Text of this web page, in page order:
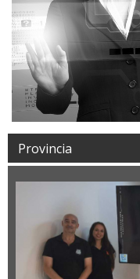
Provincia